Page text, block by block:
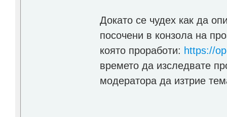
Докато се чудех как да
посочени в конзола на
която проработи: https://
времето да изследвате
модератора да изтрие